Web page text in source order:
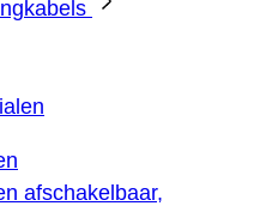
afschakelbaar,